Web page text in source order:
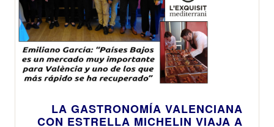
LA GASTRONOMÍA VALENCIANA
CON ESTRELLA MICHELIN VIAJA A